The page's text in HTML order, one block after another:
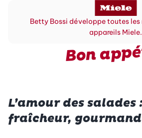
Betty Bossi développe toutes
appareils Miele.
Bon
L’amour des
fraîcheur,